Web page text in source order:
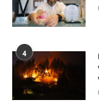
4